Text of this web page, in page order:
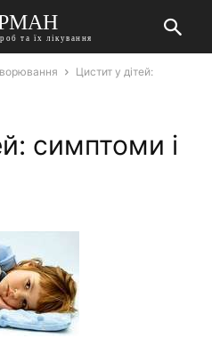
та їх лікування
Цистит у дітей:
симптоми і